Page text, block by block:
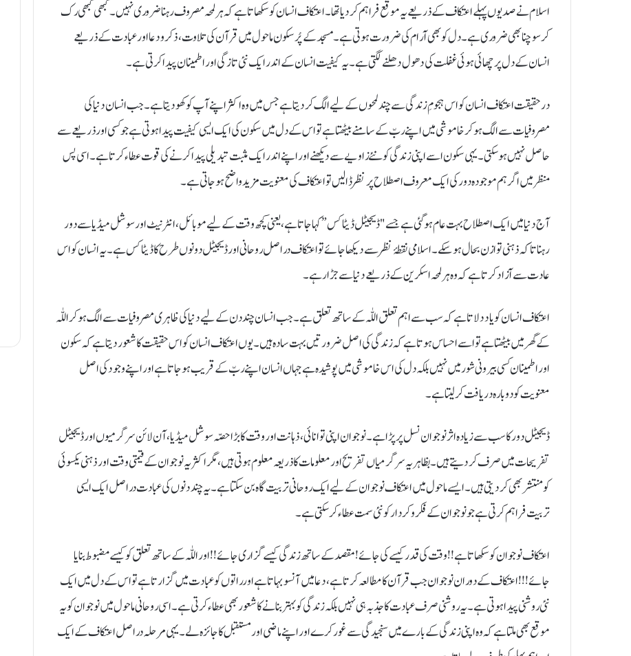
اسلام نے صدیوں پہلے اعتکاف کے ذریعے یہ موقع فراہم کر دیا تھا۔ اعتکاف انسان کو سکھاتا ہے کہ ہر لمحہ مصروف رہنا ضروری نہیں۔ کبھی کبھی رک
کر سوچنا بھی ضروری ہے۔ دل کو بھی آرام کی ضرورت ہوتی ہے۔ مسجد کے پُرسکون ماحول میں قرآن کی تلاوت، ذکر و دعا اور عبادت کے ذریعے
انسان کے دل پر چھائی ہوئی غفلت کی دھول دھلنے لگتی ہے۔ یہ کیفیت انسان کے اندر ایک نئی تازگی اور اطمینان پیدا کرتی ہے۔
درحقیقت اعتکاف انسان کو اس ہجومِ زندگی سے چند لمحوں کے لیے الگ کر دیتا ہے جس میں وہ اکثر اپنے آپ کو کھو دیتا ہے۔ جب انسان دنیا کی
مصروفیات سے الگ ہو کر خاموشی میں اپنے ربّ کے سامنے بیٹھتا ہے تو اس کے دل میں سکون کی ایک ایسی کیفیت پیدا ہوتی ہے جو کسی اور ذریعے سے
حاصل نہیں ہو سکتی۔ یہی سکون اسے اپنی زندگی کو نئے زاویے سے دیکھنے اور اپنے اندر ایک مثبت تبدیلی پیدا کرنے کی قوت عطاء کرتا ہے۔ اسی پس
منظر میں اگر ہم موجودہ دور کی ایک معروف اصطلاح پر نظر ڈالیں تو اعتکاف کی معنویت مزید واضح ہو جاتی ہے۔
آج دنیا میں ایک اصطلاح بہت عام ہو گئی ہے جسے "ڈیجیٹل ڈیٹاکس” کہا جاتا ہے، یعنی کچھ وقت کے لیے موبائل، انٹرنیٹ اور سوشل میڈیا سے دور
رہنا تاکہ ذہنی توازن بحال ہو سکے۔ اسلامی نقطۂ نظر سے دیکھا جائے تو اعتکاف دراصل روحانی اور ڈیجیٹل دونوں طرح کا ڈیٹاکس ہے۔ یہ انسان کو اس
عادت سے آزاد کرتا ہے کہ وہ ہر لمحہ اسکرین کے ذریعے دنیا سے جڑا رہے۔
اعتکاف انسان کو یاد دلاتا ہے کہ سب سے اہم تعلق اللّٰہ کے ساتھ تعلق ہے۔ جب انسان چند دن کے لیے دنیا کی ظاہری مصروفیات سے الگ ہو کر اللّٰہ
کے گھر میں بیٹھتا ہے تو اسے احساس ہوتا ہے کہ زندگی کی اصل ضرورتیں بہت سادہ ہیں۔ یوں اعتکاف انسان کو اس حقیقت کا شعور دیتا ہے کہ سکون
اور اطمینان کسی بیرونی شور میں نہیں بلکہ دل کی اس خاموشی میں پوشیدہ ہے جہاں انسان اپنے ربّ کے قریب ہو جاتا ہے اور اپنے وجود کی اصل
معنویت کو دوبارہ دریافت کر لیتا ہے۔
ڈیجیٹل دور کا سب سے زیادہ اثر نوجوان نسل پر پڑا ہے۔ نوجوان اپنی توانائی، ذہانت اور وقت کا بڑا حصّہ سوشل میڈیا، آن لائن سرگرمیوں اور ڈیجیٹل
تفریحات میں صرف کر دیتے ہیں۔ بظاہر یہ سرگرمیاں تفریح اور معلومات کا ذریعہ معلوم ہوتی ہیں، مگر اکثر یہ نوجوان کے قیمتی وقت اور ذہنی یکسوئی
کو منتشر بھی کر دیتی ہیں۔ ایسے ماحول میں اعتکاف نوجوان کے لیے ایک روحانی تربیت گاہ بن سکتا ہے۔ یہ چند دنوں کی عبادت دراصل ایک ایسی
تربیت فراہم کرتی ہے جو نوجوان کے فکر و کردار کو نئی سمت عطاء کر سکتی ہے۔
اعتکاف نوجوان کو سکھاتا ہے!! وقت کی قدر کیسے کی جائے! مقصد کے ساتھ زندگی کیسے گزاری جائے!! اور اللّٰہ کے ساتھ تعلق کو کیسے مضبوط بنایا
جائے!!! اعتکاف کے دوران نوجوان جب قرآن کا مطالعہ کرتا ہے، دعا میں آنسو بہاتا ہے اور راتوں کو عبادت میں گزارتا ہے تو اس کے دل میں ایک
نئی روشنی پیدا ہوتی ہے۔ یہ روشنی صرف عبادت کا جذبہ ہی نہیں بلکہ زندگی کو بہتر بنانے کا شعور بھی عطاء کرتی ہے۔ اسی روحانی ماحول میں نوجوان کو یہ
موقع بھی ملتا ہے کہ وہ اپنی زندگی کے بارے میں سنجیدگی سے غور کرے اور اپنے ماضی اور مستقبل کا جائزہ لے۔ یہی مرحلہ دراصل اعتکاف کے ایک